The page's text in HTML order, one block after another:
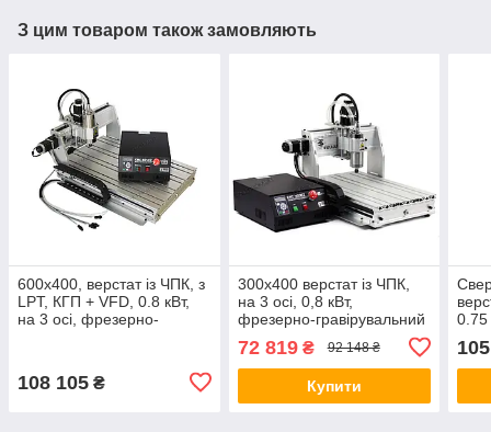
З цим товаром також замовляють
600х400, верстат із ЧПК, з
LPT, КГП + VFD, 0.8 кВт,
на 3 осі, фрезерно-
108 105 ₴
300х400 верстат із ЧПК,
на 3 осі, 0,8 кВт,
фрезерно-гравірувальний
з водяним охолодженням,
LPT , КГП + VFD
72 819₴ 92 148 ₴
Купити
0.75